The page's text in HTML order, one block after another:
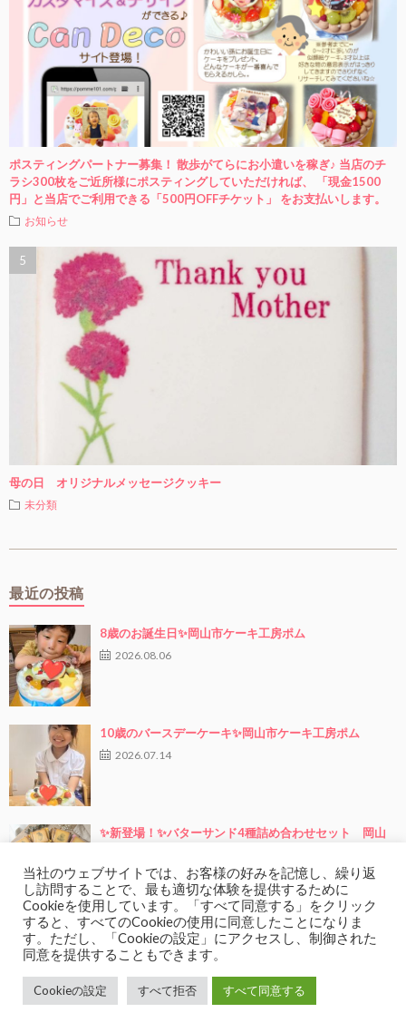
ポスティングパートナー募集！ 散歩がてらにお小遣いを稼ぎ♪ 当店のチ
ラシ300枚をご近所様にポスティングしていただければ、 「現金1500
円」と当店でご利用できる「500円OFFチケット」 をお支払いします。
お知らせ
母の日 オリジナルメッセージクッキー
未分類
最近の投稿
8歳のお誕生日✨岡山市ケーキ工房ポム
2026.08.06
10歳のバースデーケーキ✨岡山市ケーキ工房ポム
2026.07.14
✨新登場！✨バターサンド4種詰め合わせセット 岡山
2026.07.13
7才のお誕生日✨ 岡山市ケーキ工房ポム
2026.07.02
当社のウェブサイトでは、お客様の好みを記憶し、繰り返
し訪問することで、最も適切な体験を提供するために
Cookieを使用しています。「すべて同意する」をクリック
すると、すべてのCookieの使用に同意したことになりま
す。ただし、「Cookieの設定」にアクセスし、制御された
同意を提供することもできます。
Cookieの設定 すべて拒否 すべて同意する